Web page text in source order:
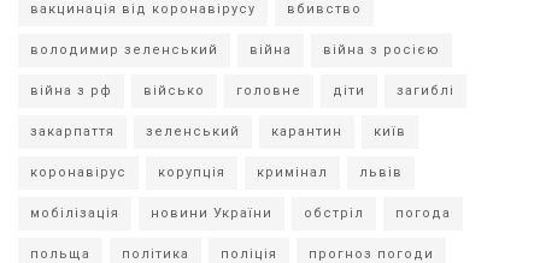
вакцинація від коронавірусу вбивство
володимир зеленський війна війна з росією
війна з рф військо головне діти загиблі
закарпаття зеленський карантин київ
коронавірус корупція кримінал львів
мобілізація новини України обстріл погода
польща політика поліція прогноз погоди